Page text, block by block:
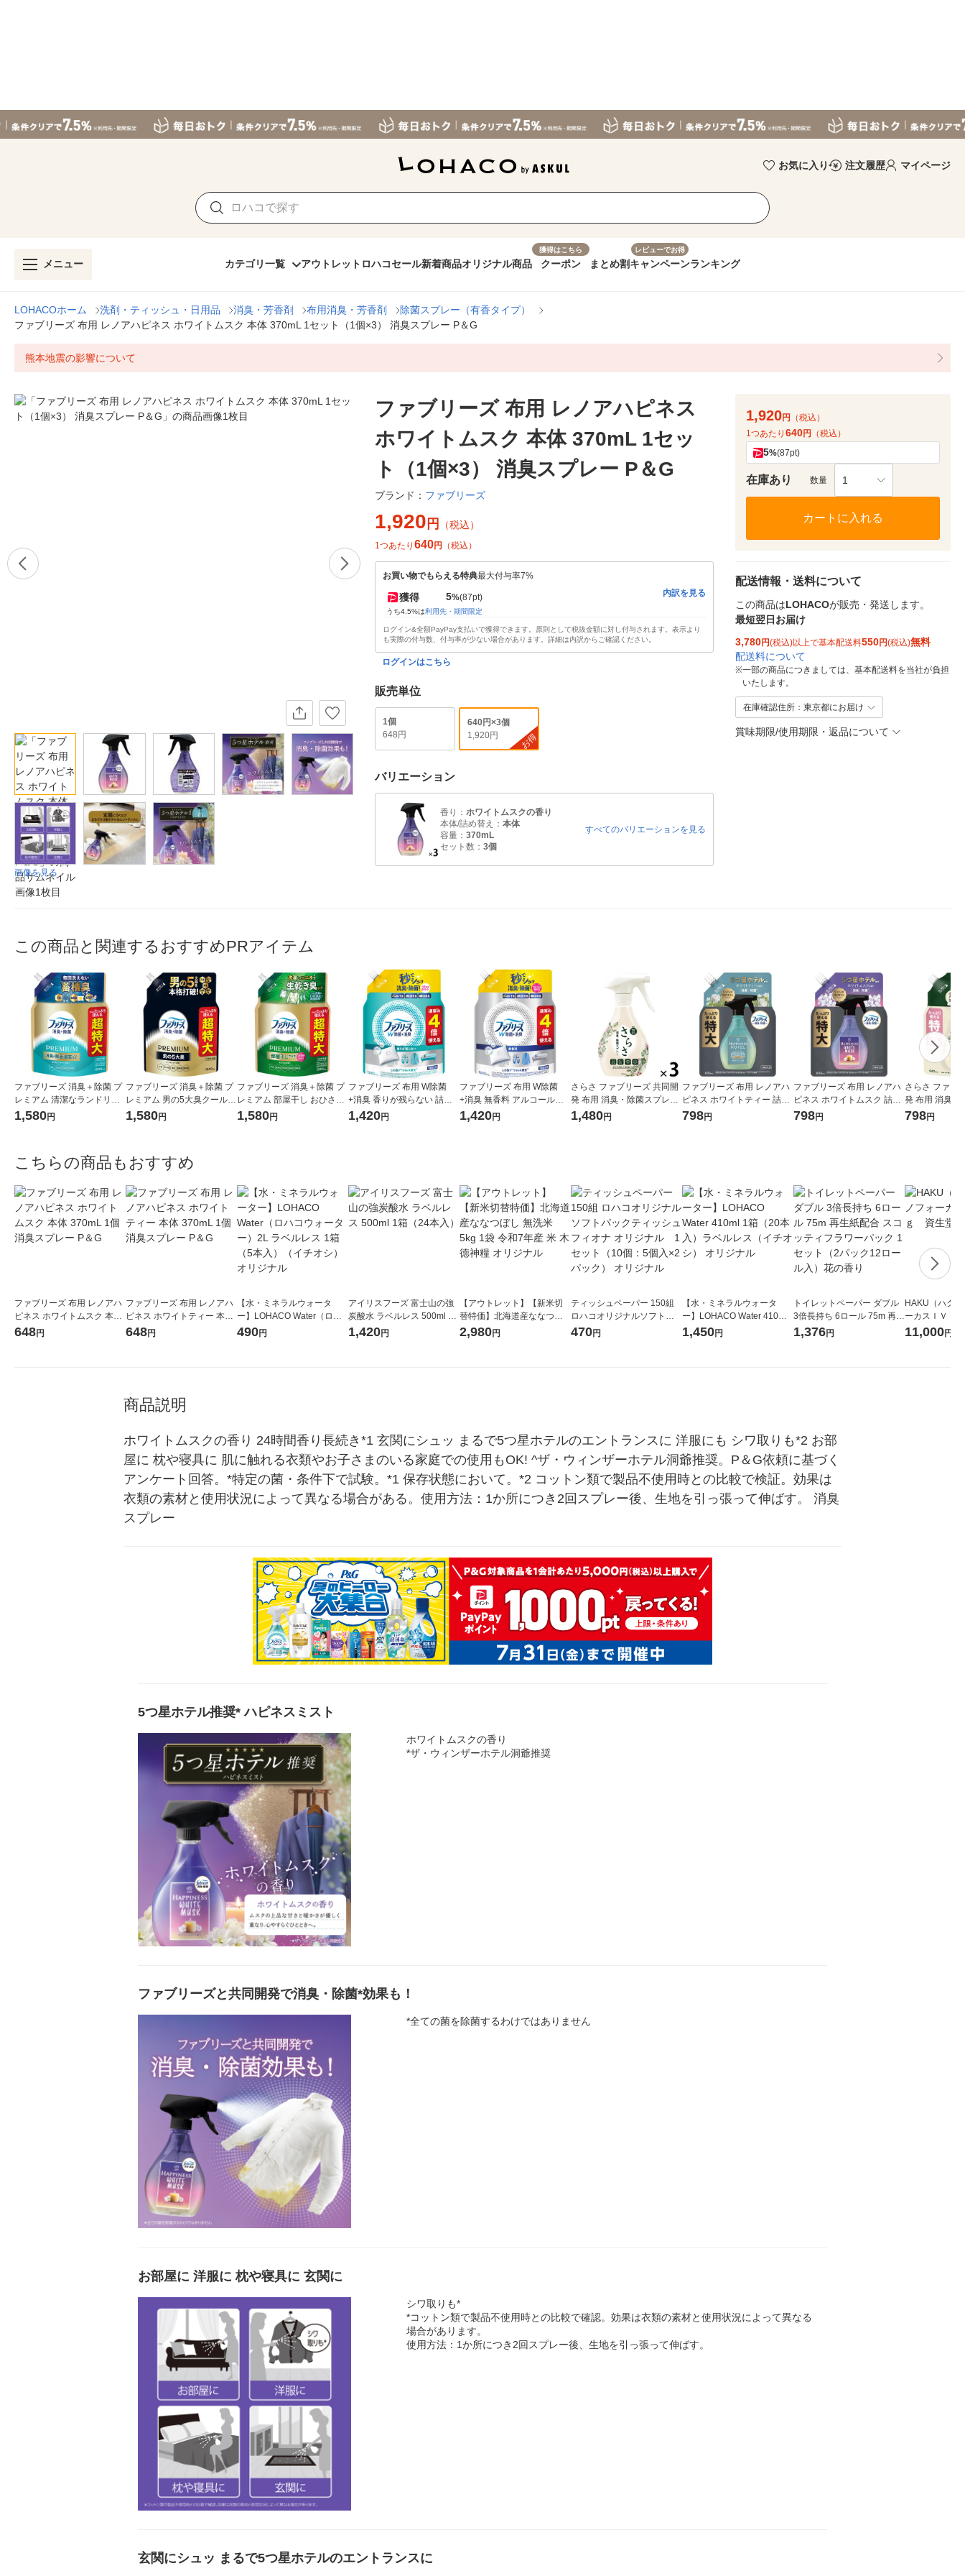
お気に入り 注文履歴 マイページ
メニュー カテゴリ一覧 アウトレット ロハコセール新着商品オリジナル商品
獲得はこちら
クーポン まとめ割
レビューでお得
キャンペーンランキング
LOHACOホーム 洗剤・ティッシュ・日用品 消臭・芳香剤 布用消臭・芳香剤
除菌スプレー（有香タイプ）
ファブリーズ 布用 レノアハピネス ホワイトムスク 本体 370mL 1セット（1個×3） 消臭スプレー P＆G
熊本地震の影響について
画像を見る
ファブリーズ 布用 レノアハピネス
ホワイトムスク 本体 370mL 1セッ
ト（1個×3） 消臭スプレー P＆G
ブランド： ファブリーズ
1,920 円 （税込）
1つあたり 640円 （税込）
お買い物でもらえる特典最大付与率7%
獲得 5%(87pt)
うち4.5%は利用先・期間限定
内訳を見る
ログイン&全額PayPay支払いで獲得できます。原則として税抜金額に対し付与されます。表示より
も実際の付与数、付与率が少ない場合があります。詳細は内訳からご確認ください。
ログインはこちら
販売単位
1個
648円
640円×3個
1,920円
お得
バリエーション
香り： ホワイトムスクの香り
本体/詰め替え： 本体
容量： 370mL
セット数： 3個
すべてのバリエーションを見る
1,920円
（税込）
1つあたり 640円 （税込）
5%(87pt)
在庫あり 数量 1
カートに入れる
配送情報・送料について
この商品はLOHACOが販売・発送します。
最短翌日お届け
3,780円(税込)以上で基本配送料550円(税込)無料
配送料について
※一部の商品につきましては、基本配送料を当社が負担
いたします。
在庫確認住所：東京都にお届け
賞味期限/使用期限・返品について
この商品と関連するおすすめPRアイテム
ファブリーズ 消臭＋除菌 プ
レミアム 清潔なランドリー
の香り 詰め替え 1240mL 1
個 P＆Gジャパン合同会社
1,580円
ファブリーズ 消臭＋除菌 プ
レミアム 男の5大臭クールア
クア 詰め替え 1240mL 1
個 P＆Gジャパン合同会社
1,580円
ファブリーズ 消臭＋除菌 プ
レミアム 部屋干し おひさま
の香り 詰め替え 超特大 124
0mL 1個 消臭スプレー P＆G
1,580円
ファブリーズ 布用 W除菌
+消臭 香りが残らない 詰め
替え 特大 1280mL 消臭スプ
レー P＆G
1,420円
ファブリーズ 布用 W除菌
+消臭 無香料 アルコール成
分入り 詰め替え 特大 1280m
L 消臭スプレー P＆G
1,420円
さらさ ファブリーズ 共同開
発 布用 消臭・除菌スプレー
香料無添加 無香料 本体 370
mL 1セット（1個×3） P＆G
1,480円
ファブリーズ 布用 レノアハ
ピネス ホワイトティー 詰替
特大 610mL 1個 消臭スプレ
798円
ファブリーズ 布用 レノアハ
ピネス ホワイトムスク 詰替
特大 610mL 1個 消臭スプレ
798円
さらさ ファブ
発 布用 消臭・
香料無添加 無
798円
こちらの商品もおすすめ
ファブリーズ 布用 レノアハ
ピネス ホワイトムスク 本体
370mL 1個 消臭スプレー P
648円
ファブリーズ 布用 レノアハ
ピネス ホワイトティー 本体
370mL 1個 消臭スプレー P
648円
【水・ミネラルウォータ
ー】LOHACO Water（ロハ
コウォーター）2L ラベルレ
490円
アイリスフーズ 富士山の強
炭酸水 ラベルレス 500ml 1
箱（24本入）
1,420円
【アウトレット】【新米切
替特価】北海道産ななつぼ
し 無洗米 5kg 1袋 令和7年産
米 木徳神糧 オリジナル
2,980円
ティッシュペーパー 150組
ロハコオリジナルソフトパ
ックティッシュ フィオナ オ
470円
【水・ミネラルウォータ
ー】LOHACO Water 410ml
1箱（20本入）ラベルレス
（イチオシ） オリジナル
1,450円
トイレットペーパー ダブル
3倍長持ち 6ロール 75m 再生
紙配合 スコッティフラワー
パック 1セット（2パック12
1,376円
HAKU（ハク
ーカスＩＶ
堂 おまけ付き
11,000円
商品説明
ホワイトムスクの香り 24時間香り長続き*1 玄関にシュッ まるで5つ星ホテルのエントランスに 洋服にも シワ取りも*2 お部
屋に 枕や寝具に 肌に触れる衣類やお子さまのいる家庭での使用もOK! ^ザ・ウィンザーホテル洞爺推奨。P＆G依頼に基づく
アンケート回答。*特定の菌・条件下で試験。*1 保存状態において。*2 コットン類で製品不使用時との比較で検証。効果は
衣類の素材と使用状況によって異なる場合がある。使用方法：1か所につき2回スプレー後、生地を引っ張って伸ばす。 消臭
スプレー
5つ星ホテル推奨* ハピネスミスト
ホワイトムスクの香り
*ザ・ウィンザーホテル洞爺推奨
ファブリーズと共同開発で消臭・除菌*効果も！
*全ての菌を除菌するわけではありません
お部屋に 洋服に 枕や寝具に 玄関に
シワ取りも*
*コットン類で製品不使用時との比較で確認。効果は衣類の素材と使用状況によって異なる
場合があります。
使用方法：1か所につき2回スプレー後、生地を引っ張って伸ばす。
玄関にシュッ まるで5つ星ホテルのエントランスに